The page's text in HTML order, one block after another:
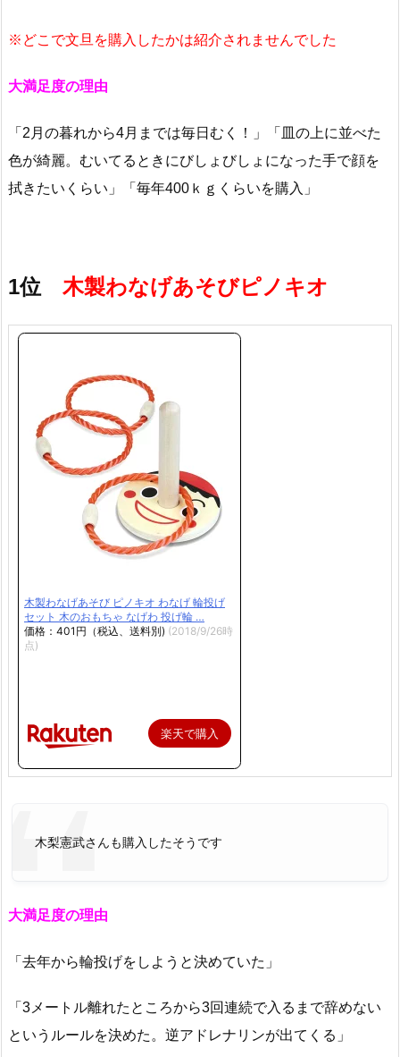
※どこで文旦を購入したかは紹介されませんでした
大満足度の理由
「2月の暮れから4月までは毎日むく！」「皿の上に並べた
色が綺麗。むいてるときにびしょびしょになった手で顔を
拭きたいくらい」「毎年400ｋｇくらいを購入」
1位 木製わなげあそびピノキオ
木製わなげあそび ピノキオ わなげ 輪投げ
セット 木のおもちゃ なげわ 投げ輪 …
価格：401円（税込、送料別) (2018/9/26時
点)
楽天で購入
木梨憲武さんも購入したそうです
大満足度の理由
「去年から輪投げをしようと決めていた」
「3メートル離れたところから3回連続で入るまで辞めない
というルールを決めた。逆アドレナリンが出てくる」